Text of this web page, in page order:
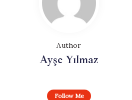
Author
Ayşe Yılmaz
Follow Me